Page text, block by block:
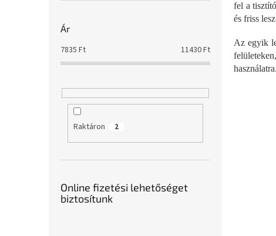
Ár
7835 Ft 11430Ft
Raktáron 2
Online fizetési lehetőséget
biztosítunk
fel a
és friss
Az egyik
használatra.